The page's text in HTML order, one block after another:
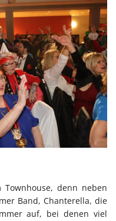
denn neben
Band, Chanterella, die
auf, bei denen viel